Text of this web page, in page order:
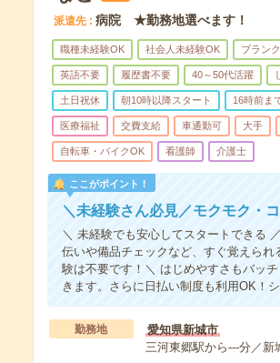
派遣先 病院 ★勤務地選べます！
職種未経験OK 社会人未経験OK ブラン
英語不要 履歴書不要 40～50代活躍
土日祝休 朝10時以降スタート 16時前ま
医療福祉 交費支給 車通勤可 大手
自転車・バイクOK 看護師 介護士
ここがポイント！
＼未経験さん必見／モクモク・
＼ 未経験でも安心してスタートできる
伝いや備品チェックなど、すぐ覚えら
験は不要です！＼ はじめやすさもバッ
きます。さらに日払い制度も利用OK！
勤務地
愛知県新城市
三河東郷駅から---分／新